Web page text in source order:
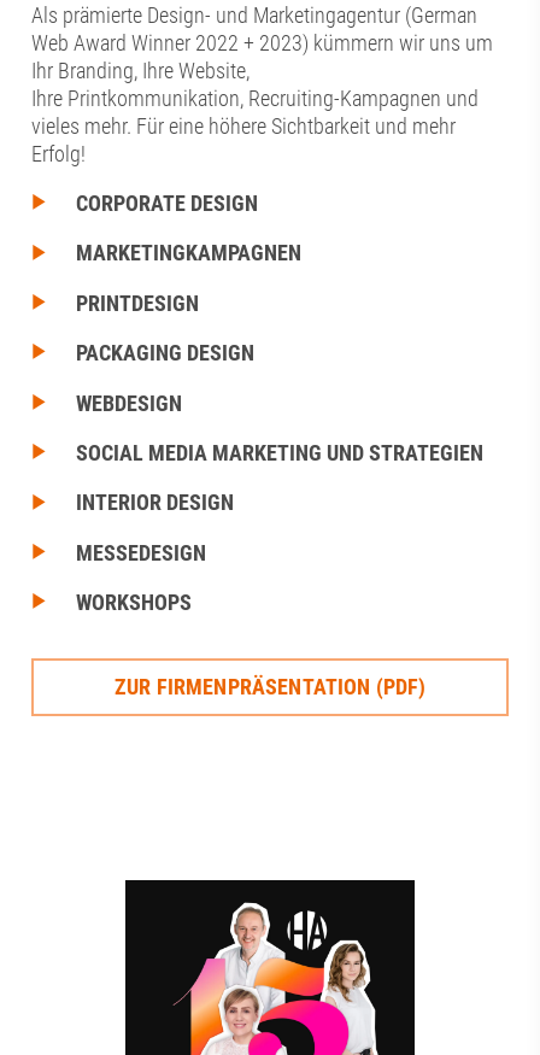
Als prämierte Design- und Marketingagentur (German
Web Award Winner 2022 + 2023) kümmern wir uns um
Ihr Branding, Ihre Website,
Ihre Printkommunikation, Recruiting-Kampagnen und
vieles mehr. Für eine höhere Sichtbarkeit und mehr
Erfolg!
CORPORATE DESIGN
MARKETINGKAMPAGNEN
PRINTDESIGN
PACKAGING DESIGN
WEBDESIGN
SOCIAL MEDIA MARKETING UND STRATEGIEN
INTERIOR DESIGN
MESSEDESIGN
WORKSHOPS
ZUR FIRMENPRÄSENTATION (PDF)